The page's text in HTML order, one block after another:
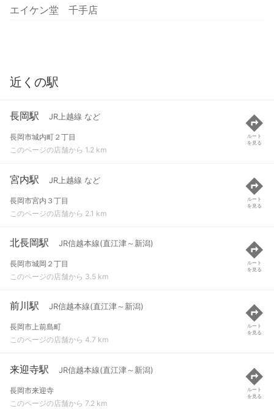
エイケン堂 千手店
近くの駅
長岡駅 JR上越線 など
長岡市城内町２丁目
このページの店舗から 1.2 km
ルート
を見る
宮内駅 JR上越線 など
長岡市宮内３丁目
このページの店舗から 2.1 km
ルート
を見る
北長岡駅 JR信越本線(直江津～新潟)
長岡市城岡２丁目
このページの店舗から 3.5 km
ルート
を見る
前川駅 JR信越本線(直江津～新潟)
長岡市上前島町
このページの店舗から 4.7 km
ルート
を見る
来迎寺駅 JR信越本線(直江津～新潟)
長岡市来迎寺
このページの店舗から 7.2 km
ルート
を見る